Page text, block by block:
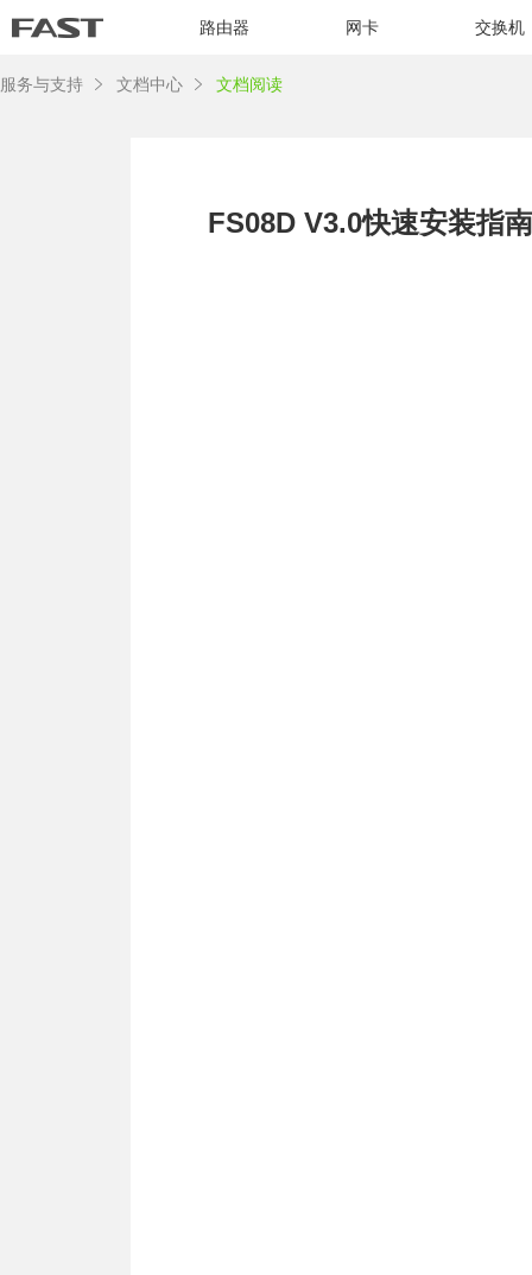
路由器 网卡 交换机
服务与支持 文档中心 文档阅读
FS08D V3.0快速安装指